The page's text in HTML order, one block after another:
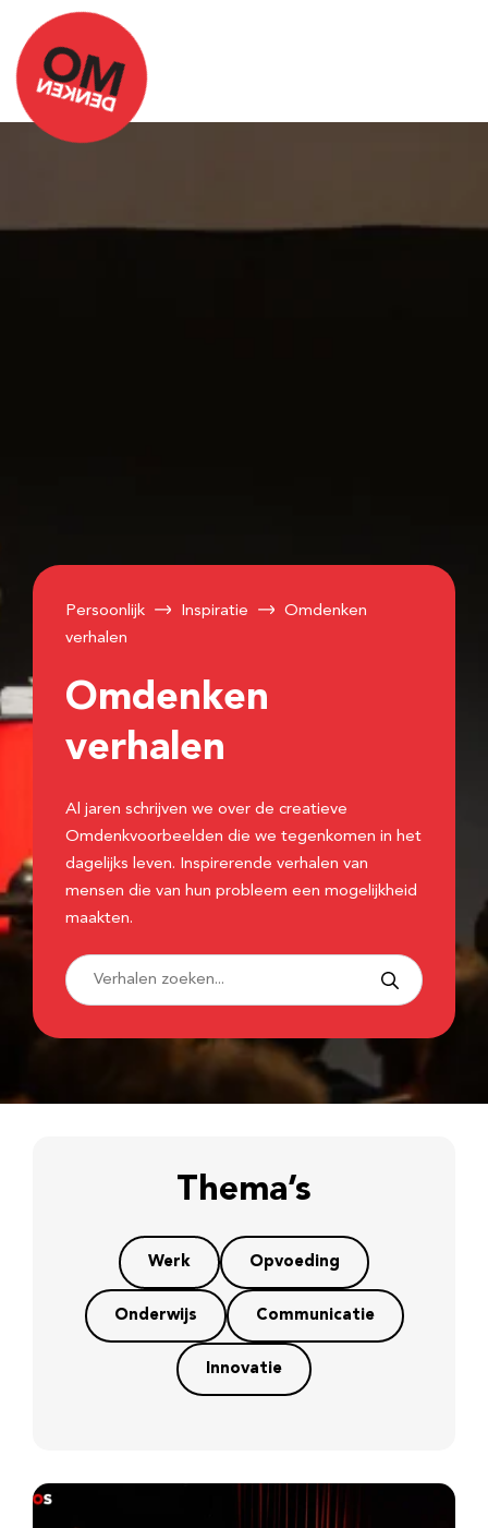
Persoonlijk Inspiratie
Omdenken
verhalen
Omdenken
verhalen
Al jaren schrijven we over de creatieve
Omdenkvoorbeelden die we tegenkomen in het
dagelijks leven. Inspirerende verhalen van
mensen die van hun probleem een mogelijkheid
maakten.
Thema’s
Werk Opvoeding
Onderwijs Communicatie
Innovatie